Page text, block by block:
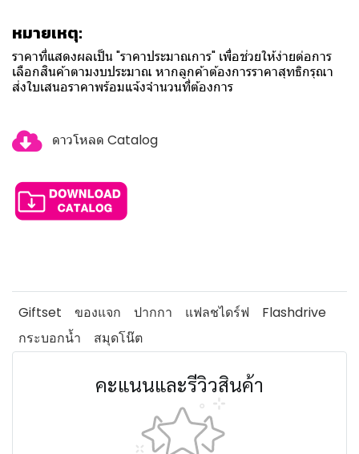
หมายเหตุ:
ราคาที่แสดงผลเป็น "ราคาประมาณการ" เพื่อช่วยให้ง่ายต่อการ
เลือกสินค้าตามงบประมาณ หากลูกค้าต้องการราคาสุทธิกรุณา
ส่งใบเสนอราคาพร้อมแจ้งจำนวนที่ต้องการ
ดาวโหลด Catalog
Giftset ของแจก ปากกา แฟลชไดร์ฟ
Flashdrive
กระบอกน้ำ
สมุดโน๊ต
คะแนนและรีวิวสินค้า